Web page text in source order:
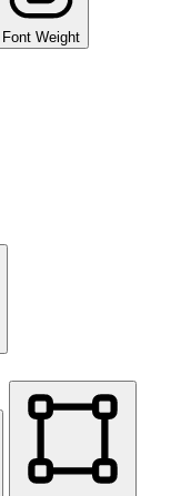
Font Weight